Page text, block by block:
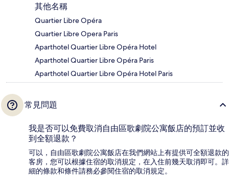
其他名稱
Quartier Libre Opéra
Quartier Libre Opera Paris
Aparthotel Quartier Libre Opéra Hotel
Aparthotel Quartier Libre Opéra Paris
Aparthotel Quartier Libre Opéra Hotel Paris
常見問題
我是否可以免費取消自由區歌劇院公寓飯店的預訂並收
到全額退款？
可以，自由區歌劇院公寓飯店在我們網站上有提供可全額退款的
客房，您可以根據住宿的取消規定，在入住前幾天取消即可。詳
細的條款和條件請務必參閱住宿的取消規定。